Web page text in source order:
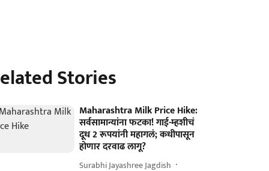
Stories
Maharashtra Milk Price Hike:
सर्वसामान्यांना फटका! गाई-म्हशीचं
दूध 2 रूपयांनी महागलं; कधीपासून
होणार दरवाढ लागू?
Surabhi Jayashree Jagdish